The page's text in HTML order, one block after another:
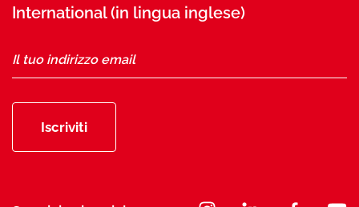
International (in lingua inglese)
Iscriviti